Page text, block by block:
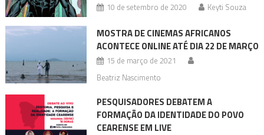
10 de setembro de 2020 Keyti Souza
MOSTRA DE CINEMAS AFRICANOS
ACONTECE ONLINE ATÉ DIA 22 DE MARÇO
15 de março de 2021
Beatriz Nascimento
PESQUISADORES DEBATEM A
FORMAÇÃO DA IDENTIDADE DO POVO
CEARENSE EM LIVE